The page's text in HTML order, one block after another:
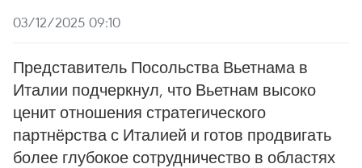
03/12/2025 09:10
Представитель Посольства Вьетнама в
Италии подчеркнул, что Вьетнам высоко
ценит отношения стратегического
партнёрства с Италией и готов продвигать
более глубокое сотрудничество в областях